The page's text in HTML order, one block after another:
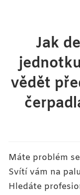
Jak
vědět
Máte problém
Svítí vám na
Hledáte